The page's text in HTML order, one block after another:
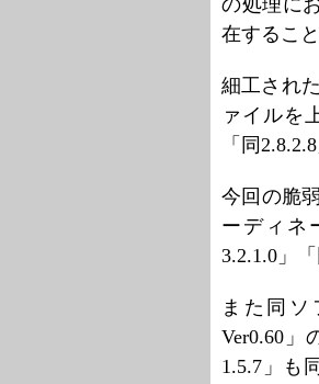
の処理に
在するこ
細工され
ァイルを
「同
今回の脆
ーディネ
3.2.1.0」
また同ソ
Ver0.60」
1.5.7」も